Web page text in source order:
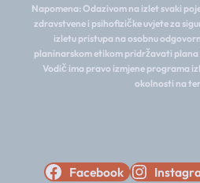
Napomena: Odazivom na izlet svaki
zdravstvene i psihofizičke uvjete za
izletu pristupa na osobnu
planinarskom etikom pridržavati
Vodič ima pravo izmjene programa
okolnosti na
Facebook